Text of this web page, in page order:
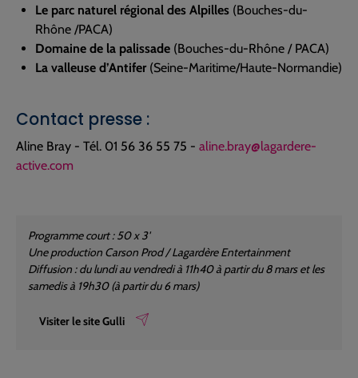
Le parc naturel régional des Alpilles (Bouches-du-
Rhône /PACA)
Domaine de la palissade (Bouches-du-Rhône / PACA)
La valleuse d’Antifer(Seine-Maritime/Haute-Normandie)
Contact presse :
Aline Bray - Tél. 01 56 36 55 75 - aline.bray@lagardere-
active.com
Programme court : 50 x 3'
Une production Carson Prod / Lagardère Entertainment
Diffusion : du lundi au vendredi à 11h40 à partir du 8 mars et les
samedis à 19h30 (à partir du 6 mars)
Visiter le site Gulli